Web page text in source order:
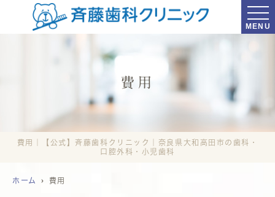
MENU
費用
費用｜【公式】斉藤歯科クリニック｜奈良県大和高田市の歯科・
口腔外科・小児歯科
ホーム 費用